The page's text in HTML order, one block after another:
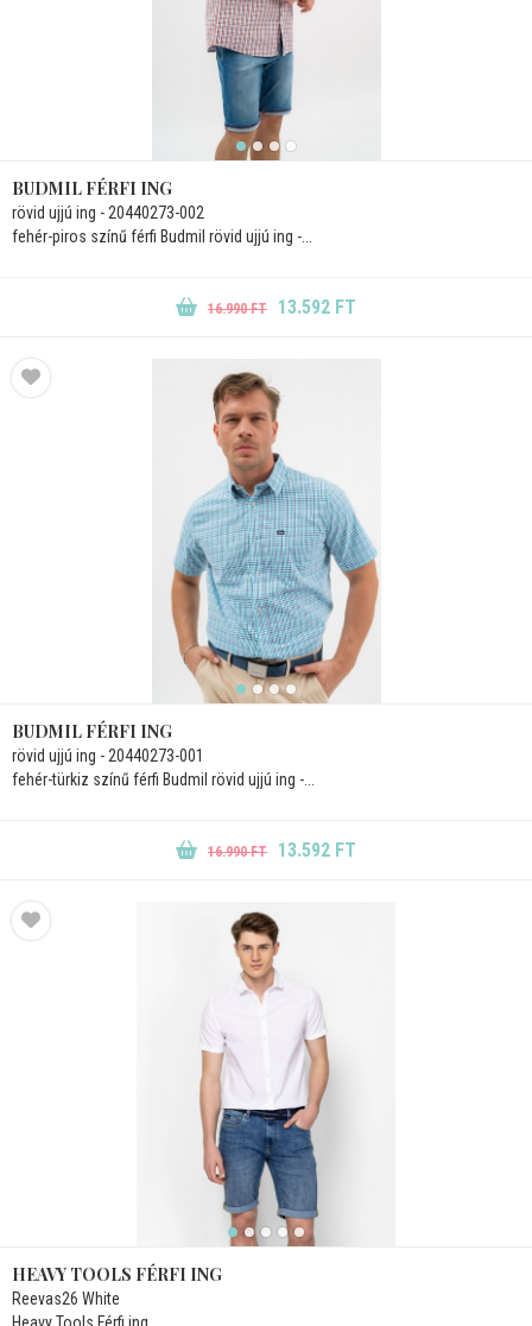
BUDMIL FÉRFI ING
rövid ujjú ing - 20440273-002
fehér-piros színű férfi Budmil rövid ujjú ing -...
16.990 FT 13.592 FT
BUDMIL FÉRFI ING
rövid ujjú ing - 20440273-001
fehér-türkiz színű férfi Budmil rövid ujjú ing -...
16.990 FT 13.592 FT
HEAVY TOOLS FÉRFI ING
Reevas26 White